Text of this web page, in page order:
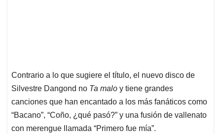
Contrario a lo que sugiere el título, el nuevo disco de
Silvestre Dangond no Ta malo y tiene grandes
canciones que han encantado a los más fanáticos como
“Bacano”, “Coño, ¿qué pasó?” y una fusión de vallenato
con merengue llamada “Primero fue mía”.